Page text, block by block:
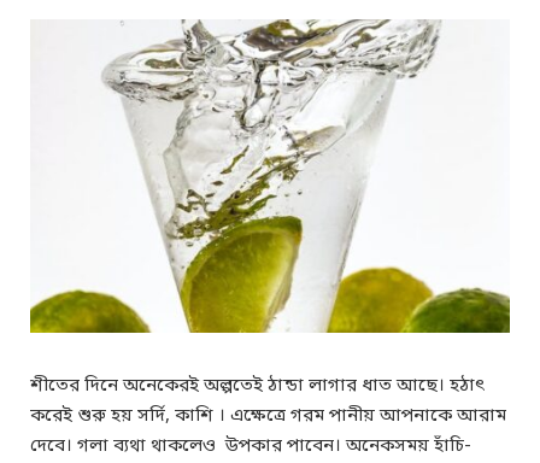
শীতের দিনে অনেকেরই অল্পতেই ঠান্ডা লাগার ধাত আছে। হঠাৎ
করেই শুরু হয় সর্দি, কাশি । এক্ষেত্রে গরম পানীয় আপনাকে আরাম
দেবে। গলা ব্যথা থাকলেও উপকার পাবেন। অনেকসময় হাঁচি-